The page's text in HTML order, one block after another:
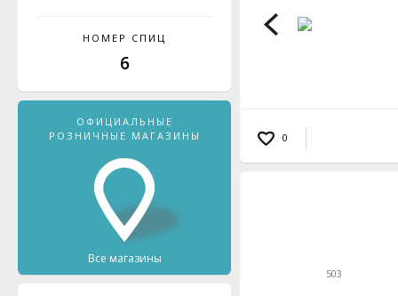
НОМЕР СПИЦ
6
ОФИЦИАЛЬНЫЕ
РОЗНИЧНЫЕ МАГАЗИНЫ
Все магазины
0
503